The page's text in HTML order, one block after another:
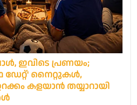
ഇവിടെ പ്രണയം;
ഡേറ്റ്' നൈറ്റുകള്‍,
കളയാന്‍ തയ്യാറായി